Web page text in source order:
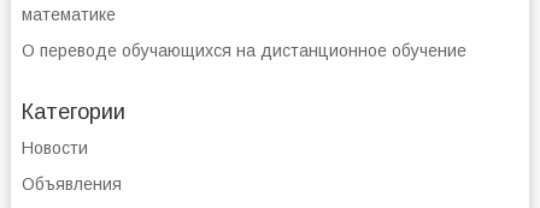
математике
О переводе обучающихся на дистанционное обучение
Категории
Новости
Объявления